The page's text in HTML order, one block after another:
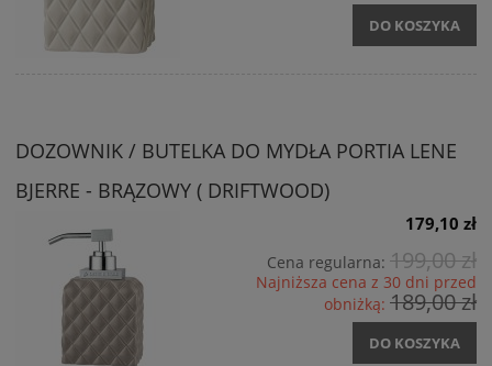
DO KOSZYKA
DOZOWNIK / BUTELKA DO MYDŁA PORTIA LENE
BJERRE - BRĄZOWY ( DRIFTWOOD)
179,10 zł
Cena regularna: 199,00 zł
Najniższa cena z 30 dni przed
obniżką: 189,00 zł
DO KOSZYKA